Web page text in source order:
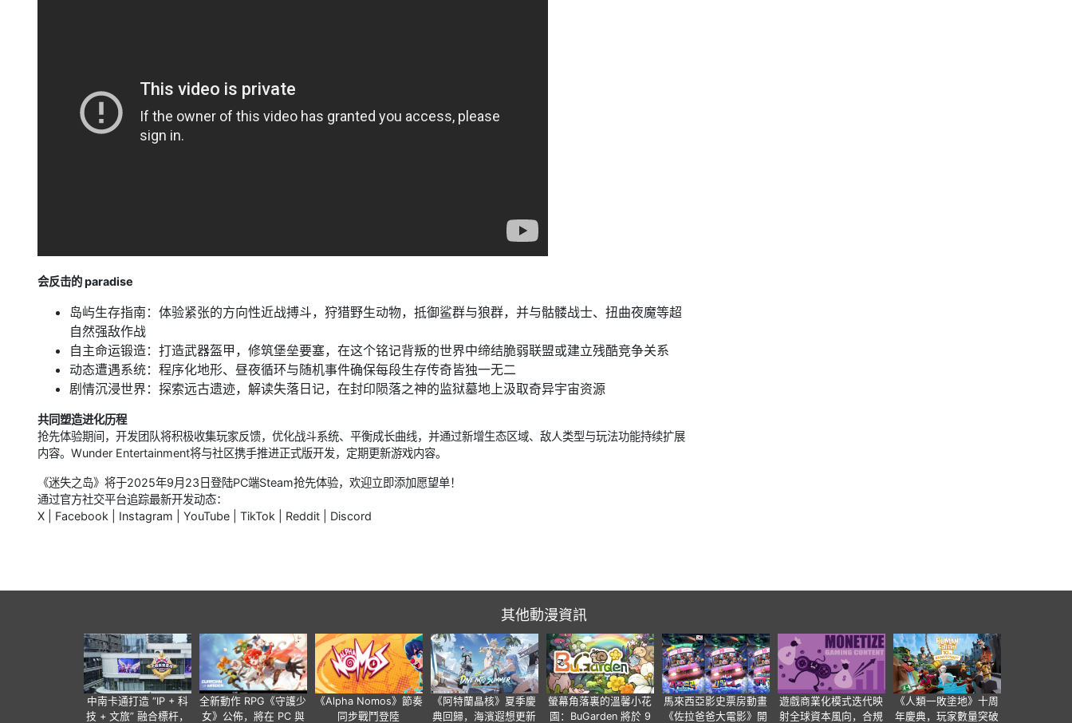
会反击的 paradise
岛屿生存指南：体验紧张的方向性近战搏斗，狩猎野生动物，抵御鲨群与狼群，并与骷髅战士、扭曲夜魔等超
自然强敌作战
自主命运锻造：打造武器盔甲，修筑堡垒要塞，在这个铭记背叛的世界中缔结脆弱联盟或建立残酷竞争关系
动态遭遇系统：程序化地形、昼夜循环与随机事件确保每段生存传奇皆独一无二
剧情沉浸世界：探索远古遗迹，解读失落日记，在封印陨落之神的监狱墓地上汲取奇异宇宙资源
共同塑造进化历程
抢先体验期间，开发团队将积极收集玩家反馈，优化战斗系统、平衡成长曲线，并通过新增生态区域、敌人类型与玩法功能持续扩展
内容。Wunder Entertainment将与社区携手推进正式版开发，定期更新游戏内容。
《迷失之岛》将于2025年9月23日登陆PC端Steam抢先体验，欢迎立即添加愿望单！
通过官方社交平台追踪最新开发动态：
X | Facebook | Instagram | YouTube | TikTok | Reddit | Discord
其他動漫資訊
中南卡通打造 “IP + 科
技 + 文旅” 融合標杆，
全新動作 RPG《守護少
女》公佈，將在 PC 與
《Alpha Nomos》節奏
同步戰鬥登陸
《阿特蘭晶核》夏季慶
典回歸，海濱遐想更新
螢幕角落裏的溫馨小花
園：BuGarden 將於 9
馬來西亞影史票房動畫
《佐拉爸爸大電影》開
遊戲商業化模式迭代映
射全球資本風向，合規
《人類一敗塗地》十周
年慶典，玩家數量突破